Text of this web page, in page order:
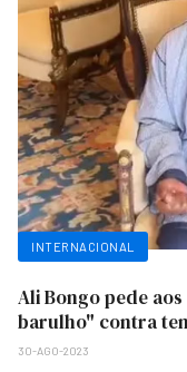
INTERNACIONAL
Ali Bongo pede
barulho" contra
30-AGO-2023